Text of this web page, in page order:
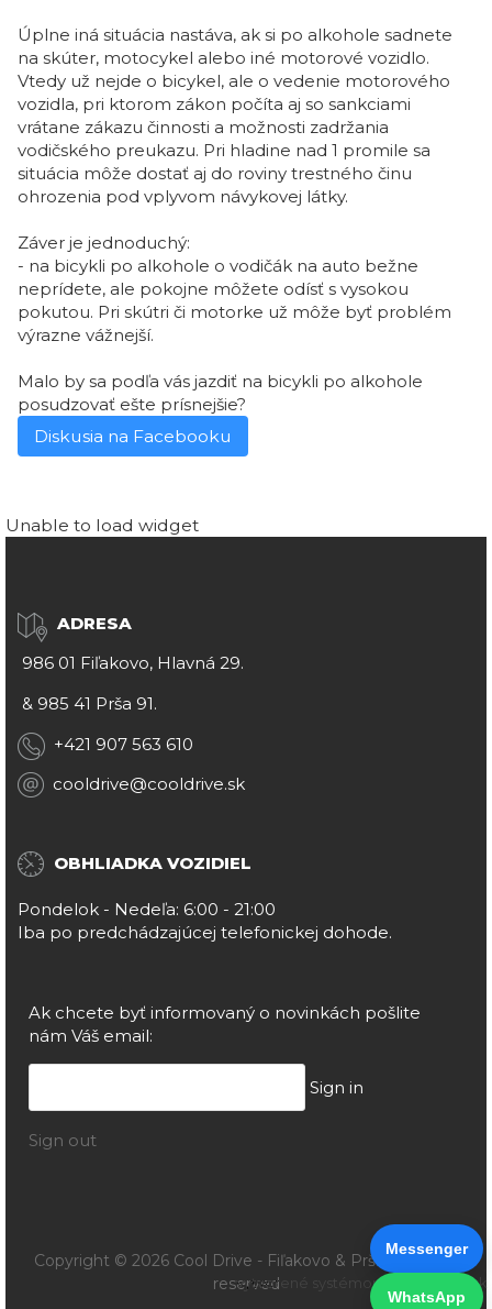
Úplne iná situácia nastáva, ak si po alkohole sadnete
na skúter, motocykel alebo iné motorové vozidlo.
Vtedy už nejde o bicykel, ale o vedenie motorového
vozidla, pri ktorom zákon počíta aj so sankciami
vrátane zákazu činnosti a možnosti zadržania
vodičského preukazu. Pri hladine nad 1 promile sa
situácia môže dostať aj do roviny trestného činu
ohrozenia pod vplyvom návykovej látky.
Záver je jednoduchý:
- na bicykli po alkohole o vodičák na auto bežne
neprídete, ale pokojne môžete odísť s vysokou
pokutou. Pri skútri či motorke už môže byť problém
výrazne vážnejší.
Malo by sa podľa vás jazdiť na bicykli po alkohole
posudzovať ešte prísnejšie?
Diskusia na Facebooku
Unable to load widget
Messenger
WhatsApp
ADRESA
986 01 Fiľakovo, Hlavná 29.
& 985 41 Prša 91.
+421 907 563 610
cooldrive@cooldrive.sk
OBHLIADKA VOZIDIEL
Pondelok - Nedeľa: 6:00 - 21:00
Iba po predchádzajúcej telefonickej dohode.
Ak chcete byť informovaný o novinkách pošlite
nám Váš email:
Sign in
Sign out
Copyright © 2026 Cool Drive - Fiľakovo & Prša. All rights
reserved
vytvorené systémom ClickEshop.sk